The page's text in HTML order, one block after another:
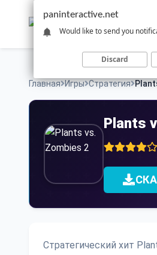
Главная Игры Стратегия
Plants
Стратегический хит
paninteractive.net
Would like to send you
Discard